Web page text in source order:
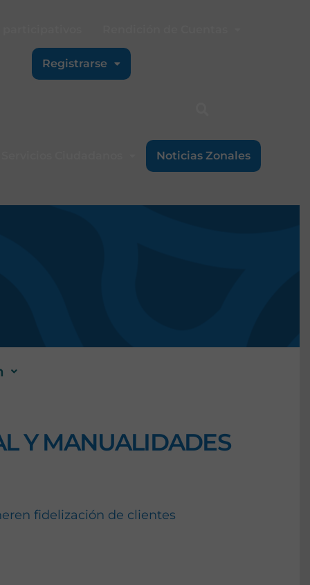
Registrarse
Noticias Zonales
Y MANUALIDADES
fidelización de clientes